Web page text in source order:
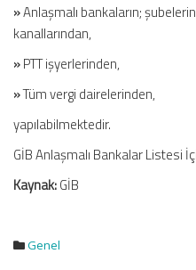
»Anlaşmalı bankaların;
kanallarından,
»PTT işyerlerinden,
»Tüm vergi dairelerinden,
yapılabilmektedir.
GİB Anlaşmalı Bankalar Listesi
Kaynak:GİB
Genel